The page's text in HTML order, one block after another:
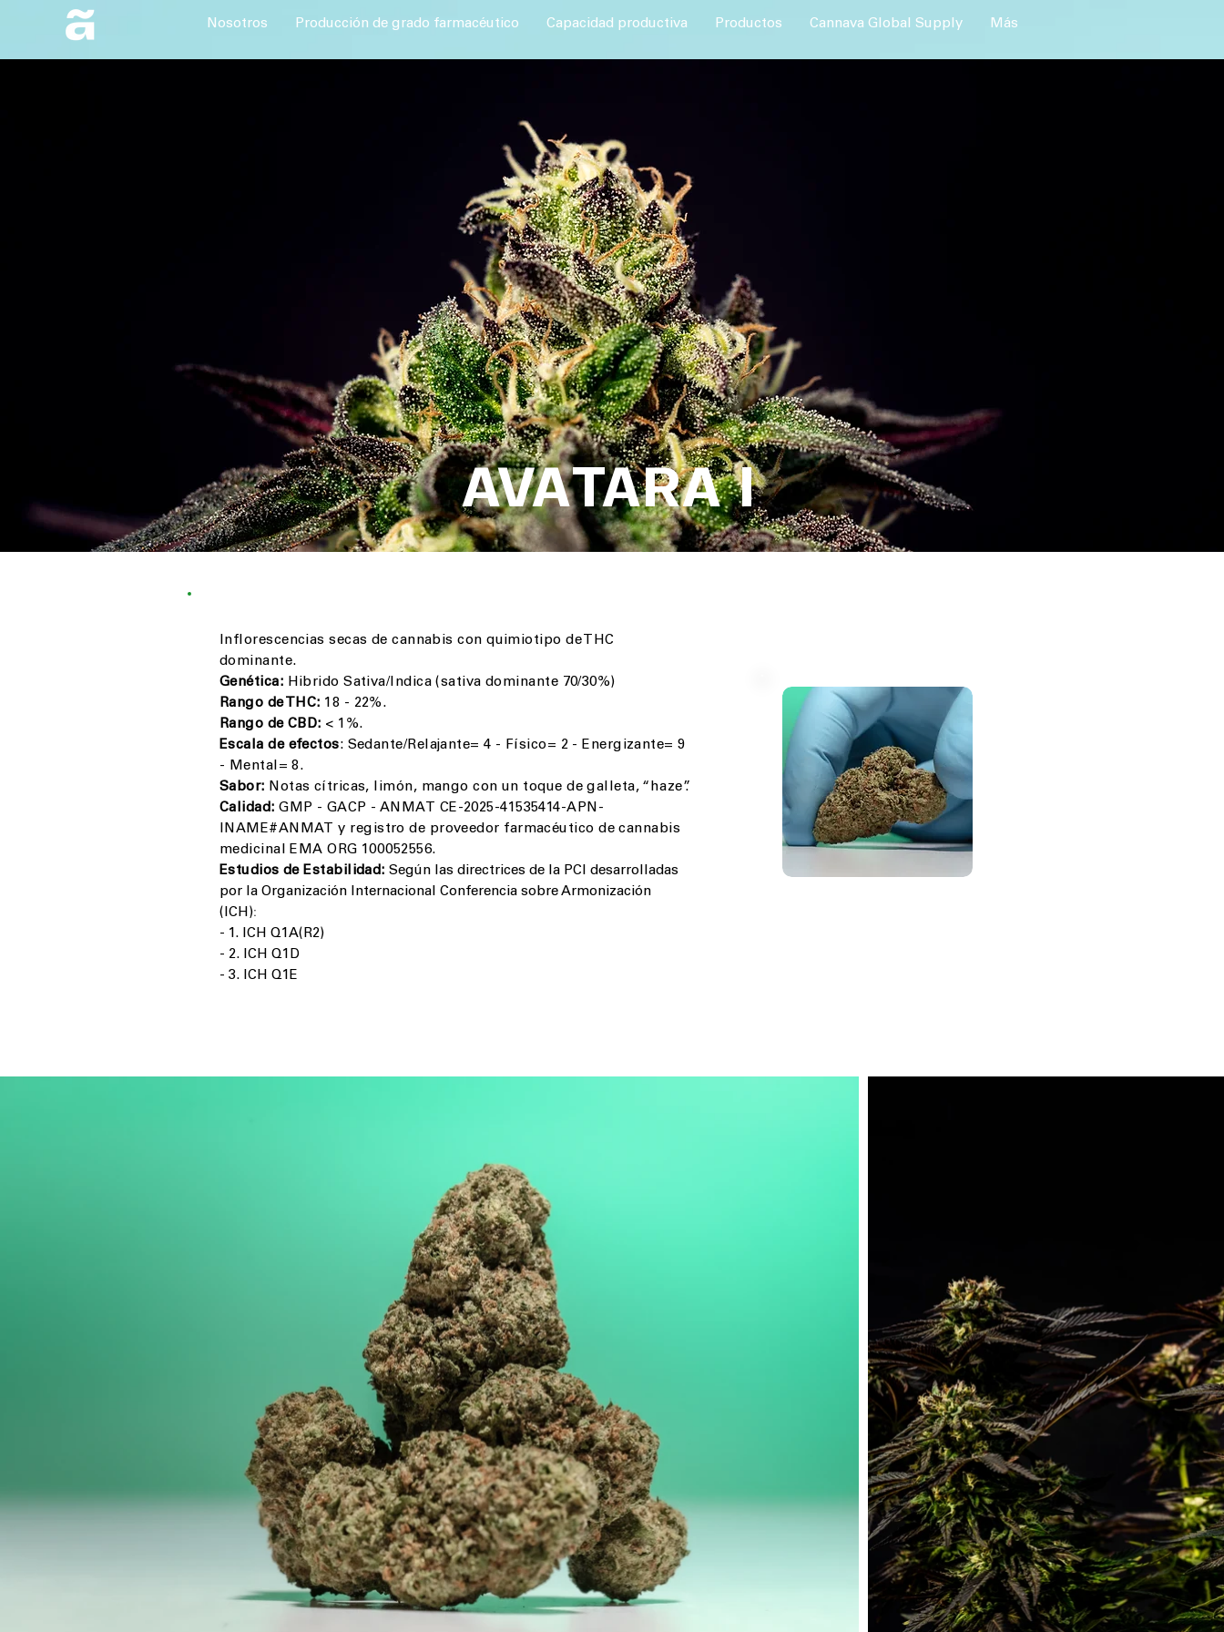
Nosotros Producción de grado farmacéutico Capacidad productiva Productos Cannava Global Supply Más
AVATARA I
Inflorescencias secas de cannabis con quimiotipo de THC
dominante.
Genética: Hibrido Sativa/Indica (sativa dominante 70/30%)
Rango de THC: 18 - 22%.
Rango de CBD: < 1%.
Escala de efectos: Sedante/Relajante= 4 - Físico= 2 - Energizante= 9
- Mental= 8.
Sabor: Notas cítricas, limón, mango con un toque de galleta, “haze”.
Calidad:GMP - GACP - ANMAT CE-2025-41535414-APN-
INAME#ANMAT y registro de proveedor farmacéutico de cannabis
medicinal EMAORG 100052556.
Estudios de Estabilidad: Según las directrices de la PCI desarrolladas
por la Organización Internacional Conferencia sobre Armonización
(ICH):
- 1. ICH Q1A(R2)
- 2. ICH Q1D
- 3. ICH Q1E